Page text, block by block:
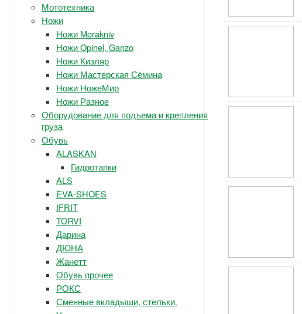
Мототехника
Ножи
Ножи Morakniv
Ножи Opinel, Ganzo
Ножи Кизляр
Ножи Мастерская Сёмина
Ножи НожеМир
Ножи Разное
Оборудование для подъема и крепления
груза
Обувь
ALASKAN
Гидротапки
ALS
EVA-SHOES
IFRIT
TORVI
Дарина
ДЮНА
Жанетт
Обувь прочее
РОКС
Сменные вкладыши, стельки.